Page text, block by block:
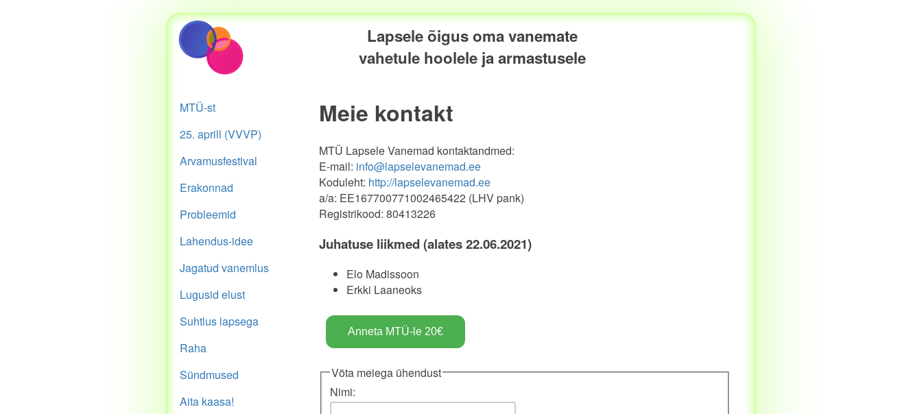
Lapsele õigus oma vanemate
vahetule hoolele ja armastusele
MTÜ-st
25. aprill (VVVP)
Arvamusfestival
Erakonnad
Probleemid
Lahendus-idee
Jagatud vanemlus
Lugusid elust
Suhtlus lapsega
Raha
Sündmused
Aita kaasa!
Meie kontakt
MTÜ Lapsele Vanemad kontaktandmed:
E-mail: info@lapselevanemad.ee
Koduleht: http://lapselevanemad.ee
a/a: EE167700771002465422 (LHV pank)
Registrikood: 80413226
Juhatuse liikmed (alates 22.06.2021)
Elo Madissoon
Erkki Laaneoks
Võta meiega ühendust
Nimi: